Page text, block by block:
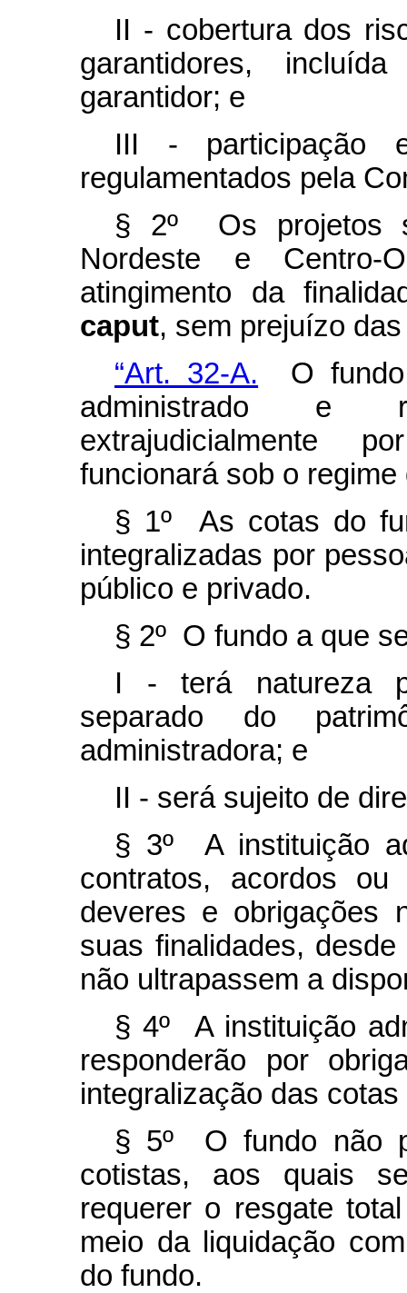
II - cobertura dos
garantidores,
garantidor; e
III - participação
regulamentados pela
§ 2º Os projetos
Nordeste e Centro-
atingimento da
caput, sem prejuízo
“Art. 32-A. O
administrado e
extrajudicialmente
funcionará sob o regime
§ 1º As cotas do
integralizadas por
público e privado.
§ 2º O fundo a que
I - terá natureza
separado do
administradora; e
II - será sujeito de
§ 3º A instituição
contratos, acordos
deveres e obrigações
suas finalidades,
não ultrapassem a
§ 4º A instituição
responderão por
integralização das
§ 5º O fundo não
cotistas, aos quais
requerer o resgate
meio da liquidação
do fundo.